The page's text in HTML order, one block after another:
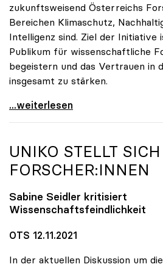
zukunftsweisend Österreichs
Bereichen Klimaschutz,
Intelligenz sind. Ziel der Initiative
Publikum für wissenschaftliche
begeistern und das Vertrauen in
insgesamt zu stärken.
Alles außer UNInteressant: So
...weiterlesen
UNIKO STELLT
FORSCHER:INNEN
Sabine Seidler kritisiert
Wissenschaftsfeindlichkeit
OTS 12.11.2021
In der aktuellen Diskussion um